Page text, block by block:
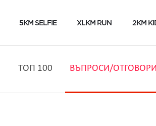
5KM SELFIE XLKM RUN 2KM
ТОП 100 ВЪПРОСИ/ОТГОВОРИ